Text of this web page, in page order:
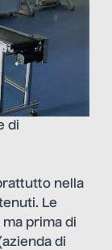
di
nella
Le
prima di
di